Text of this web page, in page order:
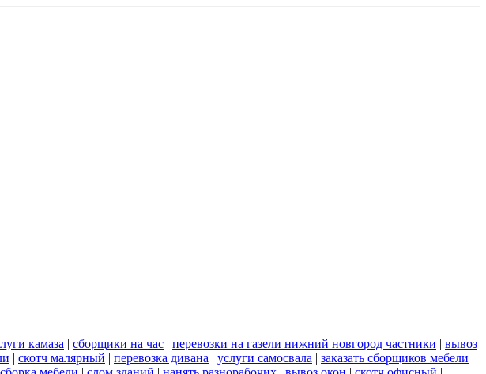
камаза | сборщики на час | перевозки на газели нижний новгород частники | вывоз
| скотч малярный | перевозка дивана | услуги самосвала | заказать сборщиков мебели |